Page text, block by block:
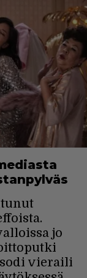
jo
vieraili